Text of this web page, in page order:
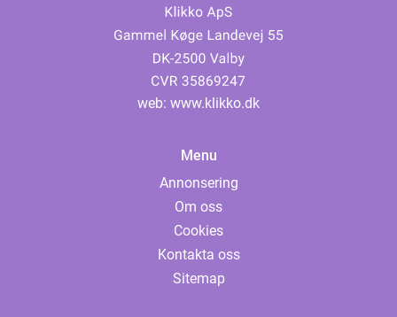
web: www.klikko.dk
Menu
Annonsering
Om oss
Cookies
Kontakta oss
Sitemap